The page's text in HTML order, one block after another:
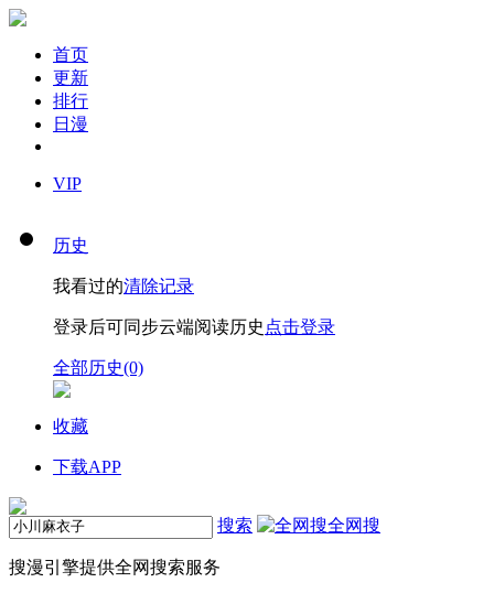
首页
更新
排行
日漫
VIP
历史
我看过的清除记录
登录后可同步云端阅读历史 点击登录
全部历史(0)
收藏
下载APP
搜索 全网搜
搜漫引擎提供全网搜索服务